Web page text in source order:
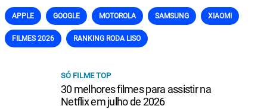
APPLE GOOGLE MOTOROLA SAMSUNG XIAOMI
FILMES 2026 RANKING RODA LISO
SÓ FILME TOP
30 melhores filmes para assistir na
Netflix em julho de 2026